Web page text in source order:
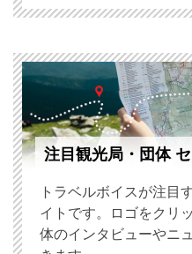
注目観光局・団体
トラベルボイスが注目
イトです。ロゴをクリ
体のインタビューやニ